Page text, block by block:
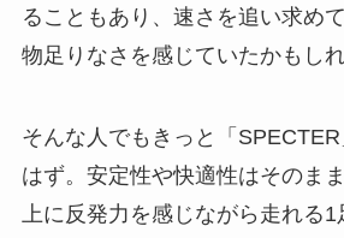
ることもあり、速さを追い求め
物足りなさを感じていたかもしれ
そんな人でもきっと「
はず。安定性や快適性はそのま
上に反発力を感じながら走れる